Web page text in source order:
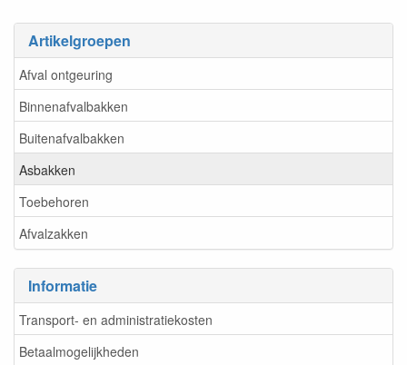
Artikelgroepen
Afval ontgeuring
Binnenafvalbakken
Buitenafvalbakken
Asbakken
Toebehoren
Afvalzakken
Informatie
Transport- en administratiekosten
Betaalmogelijkheden